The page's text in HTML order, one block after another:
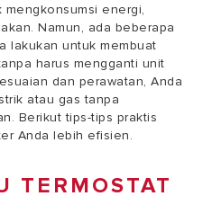
energi,
Namun, ada beberapa
lakukan untuk membuat
harus mengganti unit
dan perawatan, Anda
atau gas tanpa
Berikut tips-tips praktis
Anda lebih efisien.
TERMOSTAT